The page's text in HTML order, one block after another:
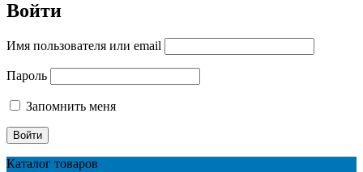
Войти
Имя пользователя или email
Пароль
Запомнить меня
Каталог товаров